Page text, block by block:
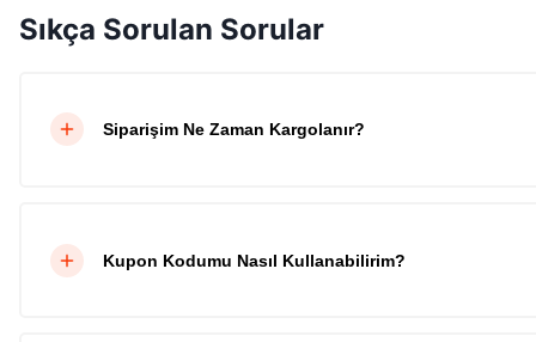
Sıkça Sorulan Sorular
Siparişim Ne Zaman Kargolanır?
Kupon Kodumu Nasıl Kullanabilirim?